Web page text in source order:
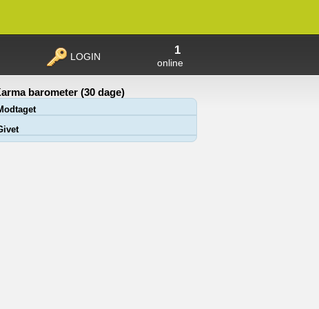
1
online
LOGIN
barometer (30 dage)